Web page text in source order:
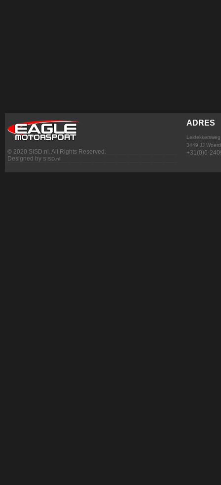
© 2020 SISD.nl. All Rights Reserved.
Designed by SISD.nl
ADRES
3449 JJ
+31(0)6-